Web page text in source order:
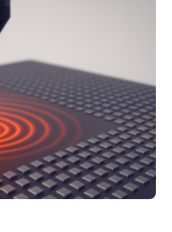
für
Interesse ist. Über ihre
im Journal of
—What for?
leiten und Licht
viele moderne